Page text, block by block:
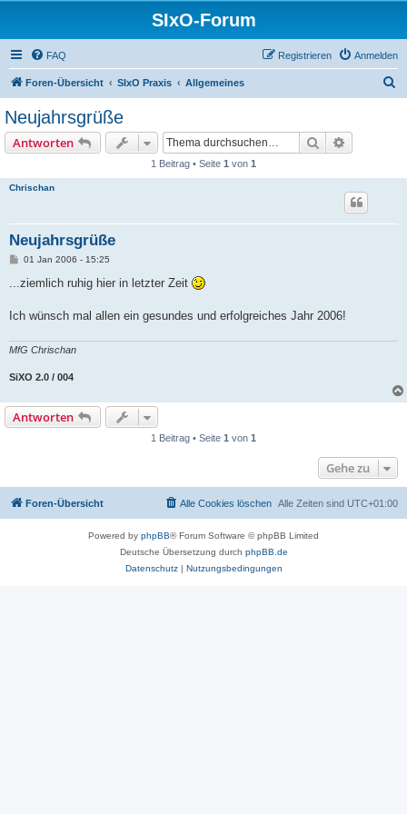
SIxO-Forum
FAQ Anmelden
Registrieren
Foren-Übersicht SIxO Praxis Allgemeines
Neujahrsgrüße
Antworten Suche
1 Beitrag • Seite 1 von 1
Chrischan
Neujahrsgrüße
B
i
a
01 Jan 2006 - 15:25
...ziemlich ruhig hier in letzter Zeit
Ich wünsch mal allen ein gesundes und erfolgreiches Jahr 2006!
MfG Chrischan
SiXO 2.0 / 004
Antworten
1 Beitrag • Seite 1 von 1
Gehe zu
Foren-Übersicht Alle Zeiten sind UTC+01:00
Alle Cookies löschen
Powered by phpBB® Forum Software © phpBB Limited
Deutsche Übersetzung durch phpBB.de
Datenschutz| Nutzungsbedingungen